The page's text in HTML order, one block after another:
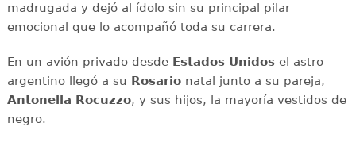
madrugada y dejó al ídolo sin su principal pilar
emocional que lo acompañó toda su carrera.
En un avión privado desdeEstados Unidosel astro
argentino llegó a su Rosarionatal junto a su pareja,
Antonella Rocuzzo, y sus hijos, la mayoría vestidos de
negro.